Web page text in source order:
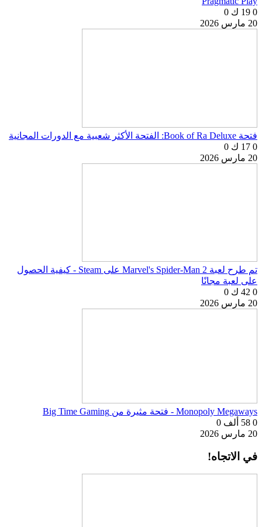
0 19 ك
0
20 مارس 2026
فتحة Book of Ra Deluxe: الفتحة الأكثر شعبية مع الدورات المجانية
0 17 ك
0
20 مارس 2026
تم طرح لعبة Marvel's Spider-Man 2 على Steam - كيفية الحصول
على لعبة مجانًا
0 42 ك
0
20 مارس 2026
Monopoly Megaways - فتحة مثيرة من Big Time Gaming
0 58 ألف
0
20 مارس 2026
في الاتجاه!